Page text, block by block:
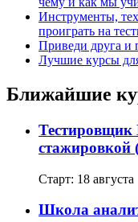
Инструменты,
проиграть на
Приведи друга и
Лучшие курсы
Ближайшие
Тестировщик
Старт: 18 августа
Школа